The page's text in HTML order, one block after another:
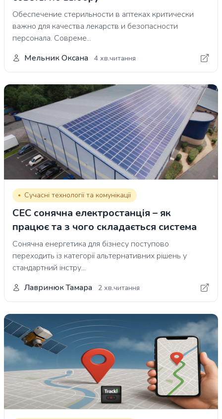
Обеспечение стерильности в аптеках критически
важно для качества лекарств и безопасности
персонала. Совреме...
Мельник Оксана
4 хв.читання
Сучасні технології та комунікації
СЕС сонячна електростанція – як
працює та з чого складається система
Сонячна енергетика для бізнесу поступово
переходить із категорії альтернативних рішень у
стандартний інстру...
Лавринюк Тамара
2 хв.читання